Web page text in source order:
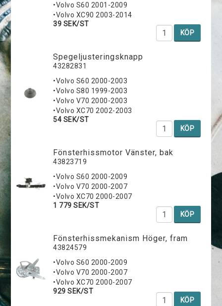
•Volvo S60 2001-2009
•Volvo XC90 2003-2014
39 SEK/ST
KÖP
Spegeljusteringsknapp
43282831
•Volvo S60 2000-2003
•Volvo S80 1999-2003
•Volvo V70 2000-2003
•Volvo XC70 2002-2003
54 SEK/ST
KÖP
Fönsterhissmotor Vänster, bak
43823719
•Volvo S60 2000-2009
•Volvo V70 2000-2007
•Volvo XC70 2000-2007
1 779 SEK/ST
KÖP
Fönsterhissmekanism Höger, fram
43824579
•Volvo S60 2000-2009
•Volvo V70 2000-2007
•Volvo XC70 2000-2007
929 SEK/ST
KÖP